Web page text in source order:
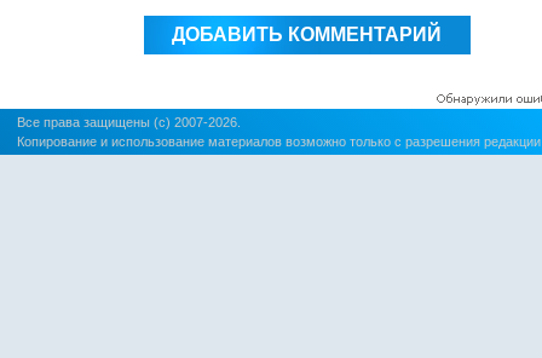
Все права защищены (c) 2007-2026.
Копирование и использование материалов возможно только с разрешения